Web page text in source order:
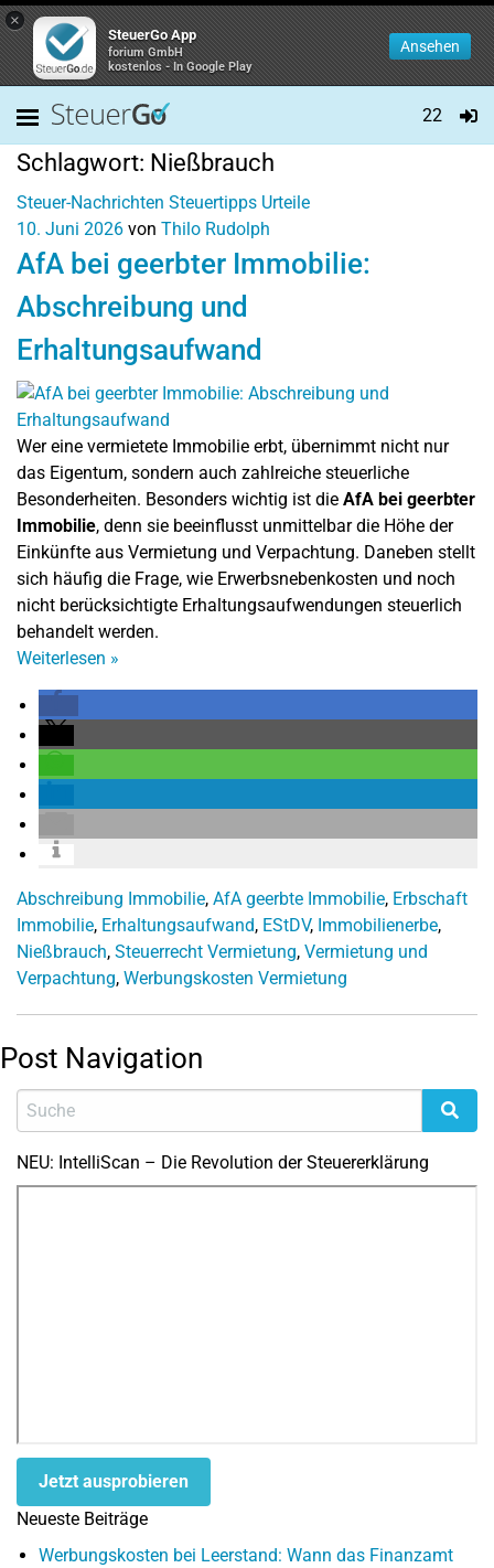
×
SteuerGo App
forium GmbH
kostenlos - In Google Play
Ansehen
22
Schlagwort: Nießbrauch
Steuer-Nachrichten Steuertipps Urteile
10. Juni 2026 von Thilo Rudolph
AfA bei geerbter Immobilie:
Abschreibung und
Erhaltungsaufwand
Wer eine vermietete Immobilie erbt, übernimmt nicht nur
das Eigentum, sondern auch zahlreiche steuerliche
Besonderheiten. Besonders wichtig ist die AfA bei geerbter
Immobilie, denn sie beeinflusst unmittelbar die Höhe der
Einkünfte aus Vermietung und Verpachtung. Daneben stellt
sich häufig die Frage, wie Erwerbsnebenkosten und noch
nicht berücksichtigte Erhaltungsaufwendungen steuerlich
behandelt werden.
Weiterlesen »
Abschreibung Immobilie, AfA geerbte Immobilie, Erbschaft
Immobilie, Erhaltungsaufwand, EStDV, Immobilienerbe,
Nießbrauch, Steuerrecht Vermietung, Vermietung und
Verpachtung, Werbungskosten Vermietung
Post Navigation
NEU: IntelliScan – Die Revolution der Steuererklärung
Jetzt ausprobieren
Neueste Beiträge
Werbungskosten bei Leerstand: Wann das Finanzamt